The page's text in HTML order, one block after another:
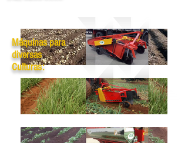
Máquinas para
diversas
Culturas: